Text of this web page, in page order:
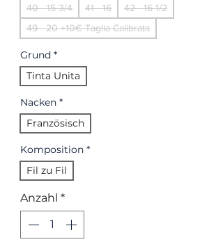
40 - 15 3/4
41 - 16
42 - 16 1/2
49 - 20 +10€ Taglia Calibrata
Grund *
Tinta Unita
Nacken *
Französisch
Komposition *
Fil zu Fil
Anzahl *